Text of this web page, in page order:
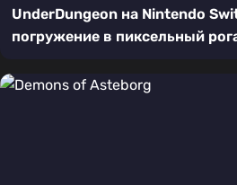
UnderDungeon на Nintendo
погружение в пиксельный